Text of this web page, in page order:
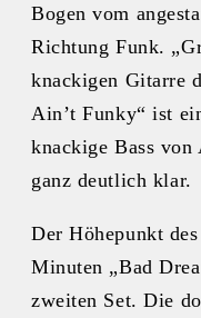
Bogen vom
Richtung Funk.
knackigen Gitarre
Ain’t Funky“ ist
knackige Bass
ganz deutlich klar.
Der Höhepunkt
Minuten „Bad
zweiten Set. Die